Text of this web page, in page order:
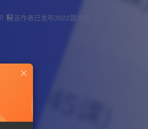
0 该作者已发布3922篇文章